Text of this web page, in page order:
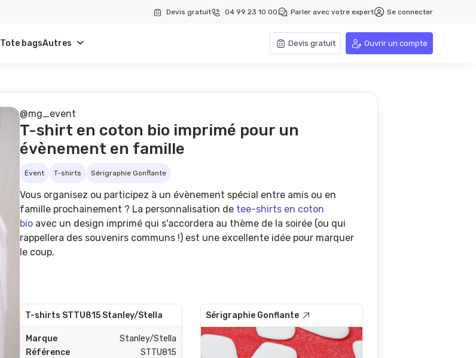
Devis gratuit 04 99 23 10 00 Parler avec votre expert Se connecter
Devis gratuit Ouvrir un compte
Tote bagsAutres
@mg_event
T-shirt en coton bio imprimé pour un
évènement en famille
Event T-shirts Sérigraphie Gonflante
Vous organisez ou participez à un évènement spécial entre amis ou en
famille prochainement ? La personnalisation de tee-shirts en coton
bio avec un design imprimé qui s'accordera au thème de la soirée (ou qui
rappellera des souvenirs communs !) est une excellente idée pour marquer
le coup.
T-shirts STTU815 Stanley/Stella
Marque
Stanley/Stella
Référence
STTU815
Sérigraphie Gonflante